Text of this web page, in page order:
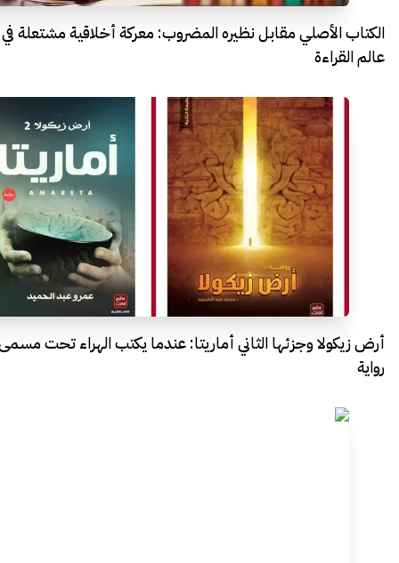
الكتاب الأصلي مقابل نظيره المضروب: معركة أخلاقية مشتعلة في
عالم القراءة
أرض زيكولا وجزئها الثاني أماريتا: عندما يكتب الهراء تحت
رواية